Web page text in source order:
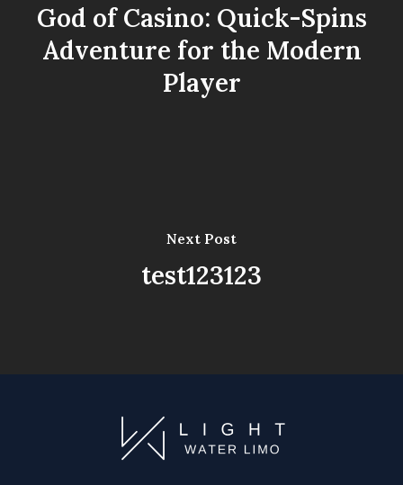
God of Casino: Quick-Spins
Adventure for the Modern
Player
Next Post
test123123